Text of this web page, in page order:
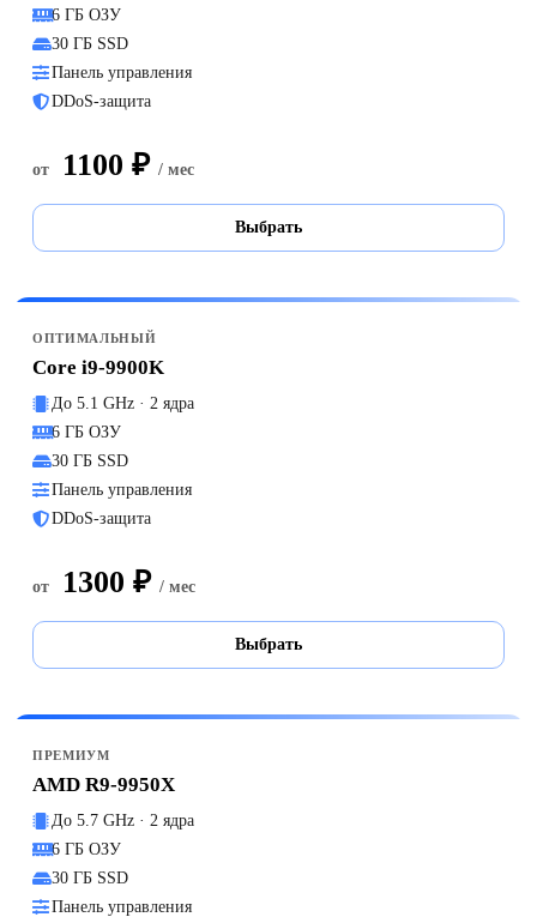
6 ГБ ОЗУ
30 ГБ SSD
Панель управления
DDoS-защита
от 1100 ₽ / мес
Выбрать
ОПТИМАЛЬНЫЙ
Core i9-9900K
До 5.1 GHz · 2 ядра
6 ГБ ОЗУ
30 ГБ SSD
Панель управления
DDoS-защита
от 1300 ₽ / мес
Выбрать
ПРЕМИУМ
AMD R9-9950X
До 5.7 GHz · 2 ядра
6 ГБ ОЗУ
30 ГБ SSD
Панель управления